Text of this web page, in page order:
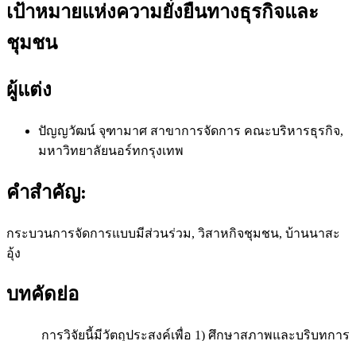
เป้าหมายแห่งความยั่งยืนทางธุรกิจและ
ชุมชน
ผู้แต่ง
ปัญญวัฒน์ จุฑามาศ สาขาการจัดการ คณะบริหารธุรกิจ,
มหาวิทยาลัยนอร์ทกรุงเทพ
คำสำคัญ:
กระบวนการจัดการแบบมีส่วนร่วม, วิสาหกิจชุมชน, บ้านนาสะ
อุ้ง
บทคัดย่อ
การวิจัยนี้มีวัตถุประสงค์เพื่อ 1) ศึกษาสภาพและบริบทการ